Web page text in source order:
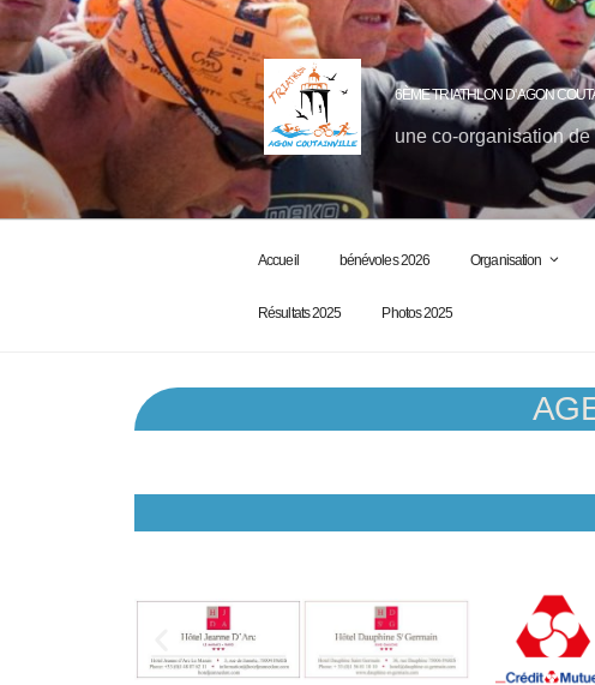
6ÈME TRIATHLON D'AGON
une co-organisation
Accueil bénévoles 2026 Organisation
Résultats 2025 Photos 2025